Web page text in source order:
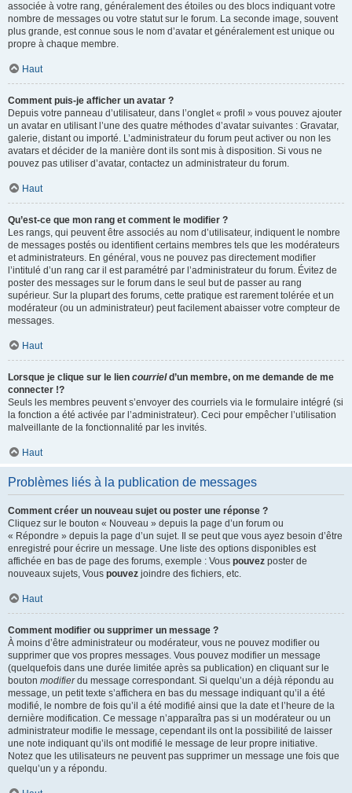
associée à votre rang, généralement des étoiles ou des blocs indiquant votre
nombre de messages ou votre statut sur le forum. La seconde image, souvent
plus grande, est connue sous le nom d’avatar et généralement est unique ou
propre à chaque membre.
Haut
Comment puis-je afficher un avatar ?
Depuis votre panneau d’utilisateur, dans l’onglet « profil » vous pouvez ajouter
un avatar en utilisant l’une des quatre méthodes d’avatar suivantes : Gravatar,
galerie, distant ou importé. L’administrateur du forum peut activer ou non les
avatars et décider de la manière dont ils sont mis à disposition. Si vous ne
pouvez pas utiliser d’avatar, contactez un administrateur du forum.
Haut
Qu’est-ce que mon rang et comment le modifier ?
Les rangs, qui peuvent être associés au nom d’utilisateur, indiquent le nombre
de messages postés ou identifient certains membres tels que les modérateurs
et administrateurs. En général, vous ne pouvez pas directement modifier
l’intitulé d’un rang car il est paramétré par l’administrateur du forum. Évitez de
poster des messages sur le forum dans le seul but de passer au rang
supérieur. Sur la plupart des forums, cette pratique est rarement tolérée et un
modérateur (ou un administrateur) peut facilement abaisser votre compteur de
messages.
Haut
Lorsque je clique sur le lien courrield’un membre, on me demande de me
connecter !?
Seuls les membres peuvent s’envoyer des courriels via le formulaire intégré (si
la fonction a été activée par l’administrateur). Ceci pour empêcher l’utilisation
malveillante de la fonctionnalité par les invités.
Haut
Problèmes liés à la publication de messages
Comment créer un nouveau sujet ou poster une réponse ?
Cliquez sur le bouton « Nouveau » depuis la page d’un forum ou
« Répondre » depuis la page d’un sujet. Il se peut que vous ayez besoin d’être
enregistré pour écrire un message. Une liste des options disponibles est
affichée en bas de page des forums, exemple : Vous pouvez poster de
nouveaux sujets, Vous pouvez joindre des fichiers, etc.
Haut
Comment modifier ou supprimer un message ?
À moins d’être administrateur ou modérateur, vous ne pouvez modifier ou
supprimer que vos propres messages. Vous pouvez modifier un message
(quelquefois dans une durée limitée après sa publication) en cliquant sur le
bouton modifierdu message correspondant. Si quelqu’un a déjà répondu au
message, un petit texte s’affichera en bas du message indiquant qu’il a été
modifié, le nombre de fois qu’il a été modifié ainsi que la date et l’heure de la
dernière modification. Ce message n’apparaîtra pas si un modérateur ou un
administrateur modifie le message, cependant ils ont la possibilité de laisser
une note indiquant qu’ils ont modifié le message de leur propre initiative.
Notez que les utilisateurs ne peuvent pas supprimer un message une fois que
quelqu’un y a répondu.